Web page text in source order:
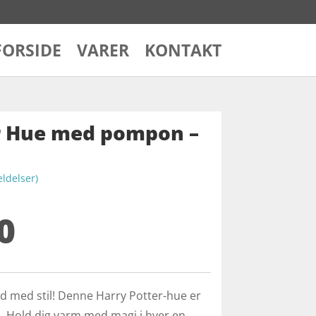
VARER KONTAKT
med pompon –
med stil! Denne Harry Potter-hue er